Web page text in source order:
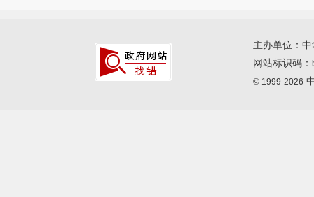
主办单位：
网站标识码：
© 1999-2026